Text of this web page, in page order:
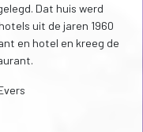
Dat huis werd
uit de jaren 1960
en hotel en kreeg de